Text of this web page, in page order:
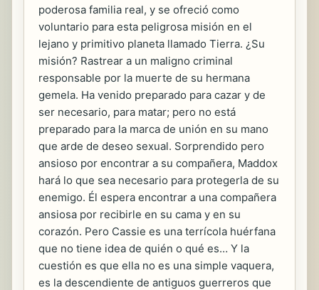
poderosa familia real, y se ofreció como
voluntario para esta peligrosa misión en el
lejano y primitivo planeta llamado Tierra. ¿Su
misión? Rastrear a un maligno criminal
responsable por la muerte de su hermana
gemela. Ha venido preparado para cazar y de
ser necesario, para matar; pero no está
preparado para la marca de unión en su mano
que arde de deseo sexual. Sorprendido pero
ansioso por encontrar a su compañera, Maddox
hará lo que sea necesario para protegerla de su
enemigo. Él espera encontrar a una compañera
ansiosa por recibirle en su cama y en su
corazón. Pero Cassie es una terrícola huérfana
que no tiene idea de quién o qué es… Y la
cuestión es que ella no es una simple vaquera,
es la descendiente de antiguos guerreros que